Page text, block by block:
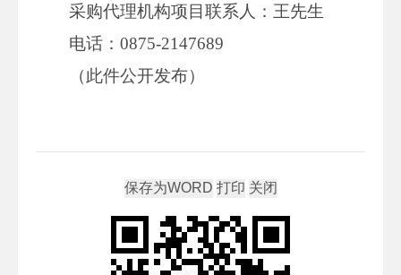
采购代理机构项目联系人：王先生
电话：0875-2147689
（此件公开发布）